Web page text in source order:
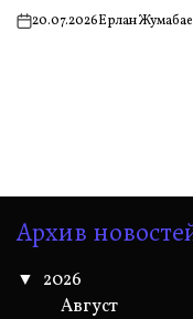
on20.07.2026Ерлан
Архив
2026
Август